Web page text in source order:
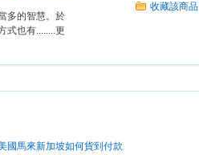
多的智慧。於
式也有........更
收藏該商品
國馬來新加坡如何貨到付款